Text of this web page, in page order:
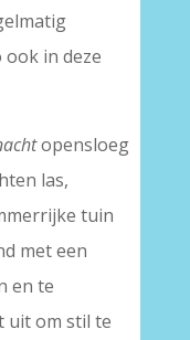
in deze
opensloeg
las,
tuin
met een
en te
uit om stil te